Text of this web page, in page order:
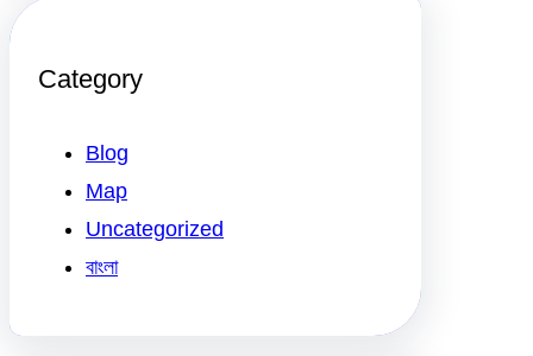
Category
Blog
Map
Uncategorized
বাংলা